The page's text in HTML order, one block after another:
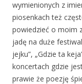
wymienionych z
piosenkach też
powiedzieć o moim
jadę na duże
jejku”, „Gdzie ta
koncertach gdzie
prawie że poezję